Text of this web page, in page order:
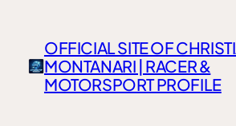
OFFICIAL SITE OF
MONTANARI | RACER &
MOTORSPORT PROFILE